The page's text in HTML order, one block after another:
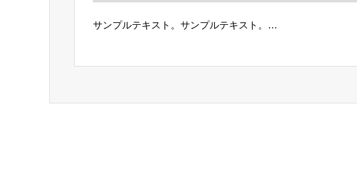
サンプルテキスト。サンプルテキスト。…